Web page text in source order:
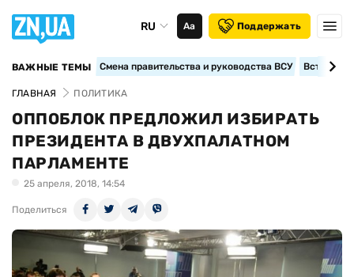
RU Аа Поддержать
ВАЖНЫЕ ТЕМЫ Смена правительства и руководства ВСУ
ГЛАВНАЯ ПОЛИТИКА
ОППОБЛОК ПРЕДЛОЖИЛ ИЗБИРАТЬ
ПРЕЗИДЕНТА В ДВУХПАЛАТНОМ
ПАРЛАМЕНТЕ
25 апреля, 2018, 14:54
Поделиться